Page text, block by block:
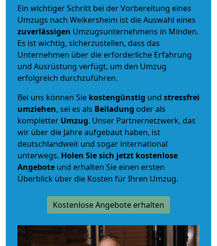
Ein wichtiger Schritt bei der Vorbereitung eines
Umzugs nach Weikersheim ist die Auswahl eines
zuverlässigen Umzugsunternehmens in Minden.
Es ist wichtig, sicherzustellen, dass das
Unternehmen über die erforderliche Erfahrung
und Ausrüstung verfügt, um den Umzug
erfolgreich durchzuführen.
Bei uns können Sie kostengünstig und stressfrei
umziehen, sei es als Beiladung oder als
kompletter Umzug. Unser Partnernetzwerk, das
wir über die Jahre aufgebaut haben, ist
deutschlandweit und sogar international
unterwegs. Holen Sie sich jetzt kostenlose
Angebote und erhalten Sie einen ersten
Überblick über die Kosten für Ihren Umzug.
Kostenlose Angebote erhalten